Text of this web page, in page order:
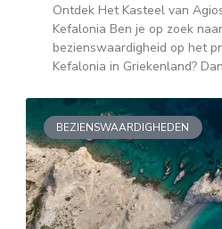
Ontdek Het Kasteel van
Kefalonia Ben je op zoek
bezienswaardigheid op het
Kefalonia in Griekenland?
BEZIENSWAARDIGHEDEN